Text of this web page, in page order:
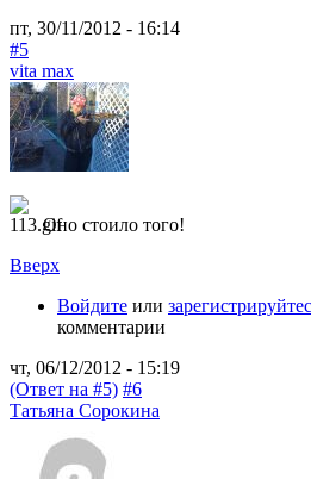
пт, 30/11/2012 - 16:14
#5
vita max
Оно стоило того!
Вверх
Войдите или
комментарии
чт, 06/12/2012 - 15:19
(Ответ на #5) #6
Татьяна Сорокина